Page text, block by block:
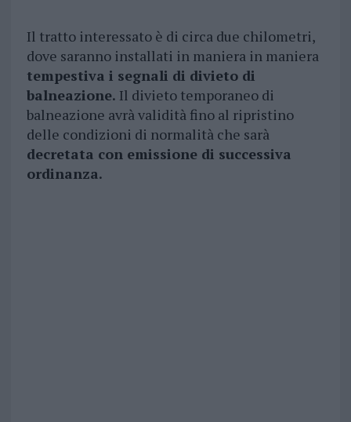
Il tratto interessato è di circa due chilometri,
dove saranno installati in maniera in maniera
tempestiva i segnali di divieto di
balneazione. Il divieto temporaneo di
balneazione avrà validità fino al ripristino
delle condizioni di normalità che sarà
decretata con emissione di successiva
ordinanza.